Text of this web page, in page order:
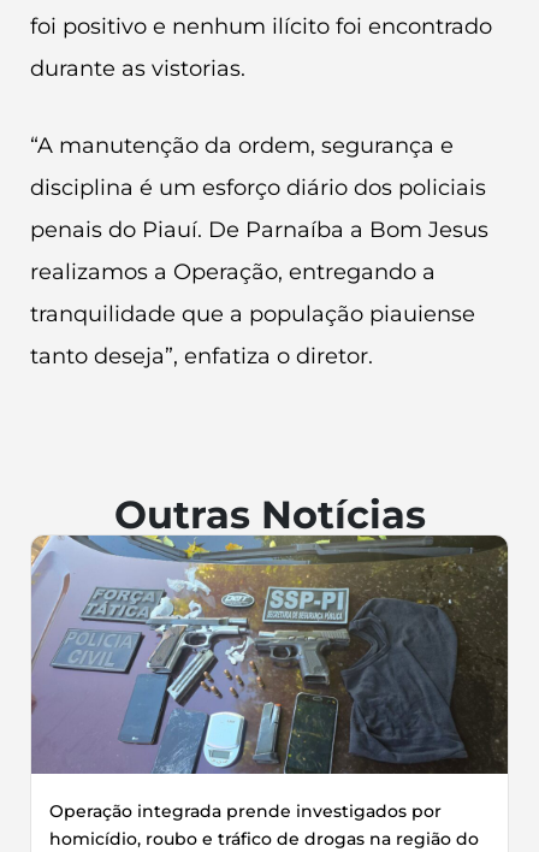
foi positivo e nenhum ilícito foi encontrado
durante as vistorias.
“A manutenção da ordem, segurança e
disciplina é um esforço diário dos policiais
penais do Piauí. De Parnaíba a Bom Jesus
realizamos a Operação, entregando a
tranquilidade que a população piauiense
tanto deseja”, enfatiza o diretor.
Outras Notícias
Operação integrada prende investigados por
homicídio, roubo e tráfico de drogas na região do